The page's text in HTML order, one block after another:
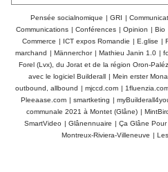
Pensée socialnomique | GRI |
Communications | Conférences | Opinion | Bio
Commerce | ICT expos Romandie | E.glise |
marchand | Männerchor | Mathieu Janin 1.0 |
Forel (Lvx), du Jorat et de la région Oron-
avec le logiciel Builderall | Mein erster
outbound, allbound | mjccd.com |
Pleeaase.com | smartketing |
communale 2021 à Montet (Glâne) |
SmartVideo | Glânennuaire | Ça Glâne Pour
Montreux-Riviera-Villeneuve |